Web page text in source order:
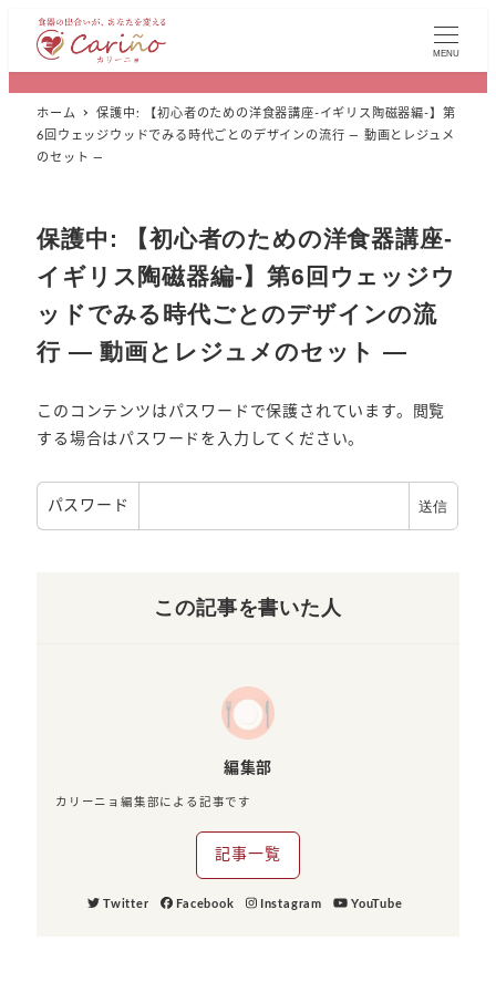
MENU
ホーム
保護中: 【初心者のための洋食器講座-イギリス陶磁器編-】第
6回ウェッジウッドでみる時代ごとのデザインの流行 ― 動画とレジュメ
のセット ―
保護中: 【初心者のための洋食器講座-
イギリス陶磁器編-】第6回ウェッジウ
ッドでみる時代ごとのデザインの流
行 ― 動画とレジュメのセット ―
このコンテンツはパスワードで保護されています。閲覧
する場合はパスワードを入力してください。
パスワード
この記事を書いた人
編集部
カリーニョ編集部による記事です
記事一覧
Twitter Facebook Instagram YouTube